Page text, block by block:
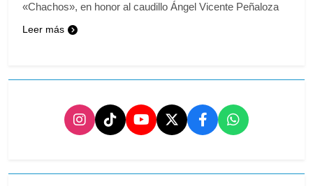
«Chachos», en honor al caudillo Ángel Vicente Peñaloza
Leer más